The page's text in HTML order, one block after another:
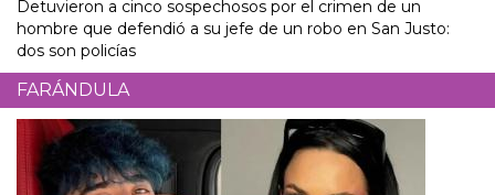
Detuvieron a cinco sospechosos por el crimen de un
hombre que defendió a su jefe de un robo en San Justo:
dos son policías
FARÁNDULA